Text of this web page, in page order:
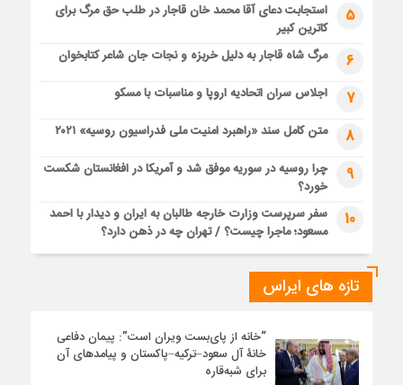
5
استجابت دعای آقا محمد خان قاجار در طلب حق مرگ برای
کاترین کبیر
6 مرگ شاه قاجار به دلیل خربزه و نجات جان شاعر کتابخوان
7 اجلاس سران اتحادیه اروپا و مناسبات با مسکو
8 متن کامل سند «راهبرد امنیت ملی فدراسیون روسیه» ۲۰۲۱
9
چرا روسیه در سوریه موفق شد و آمریکا در افغانستان شکست
خورد؟
10
سفر سرپرست وزارت خارجه طالبان به ایران و دیدار با احمد
مسعود؛ ماجرا چیست؟ / تهران چه در ذهن دارد؟
تازه های ایراس
“خانه از پای‌بست ویران است”: پیمان دفاعی
خانۀ آل سعود–ترکیه–پاکستان و پیامدهای آن
برای شبه‌قاره